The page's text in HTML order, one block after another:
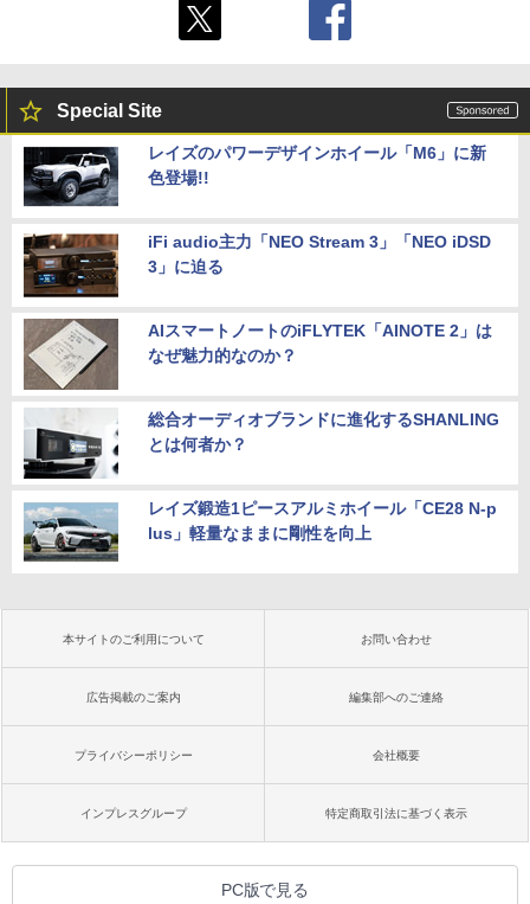
Special Site
レイズのパワーデザインホイール「M6」に新
色登場!!
iFi audio主力「NEO Stream 3」「NEO iDSD
3」に迫る
AIスマートノートのiFLYTEK「AINOTE 2」は
なぜ魅力的なのか？
総合オーディオブランドに進化するSHANLING
とは何者か？
レイズ鍛造1ピースアルミホイール「CE28 N-p
lus」軽量なままに剛性を向上
本サイトのご利用について お問い合わせ
広告掲載のご案内 編集部へのご連絡
プライバシーポリシー 会社概要
インプレスグループ 特定商取引法に基づく表示
PC版で見る